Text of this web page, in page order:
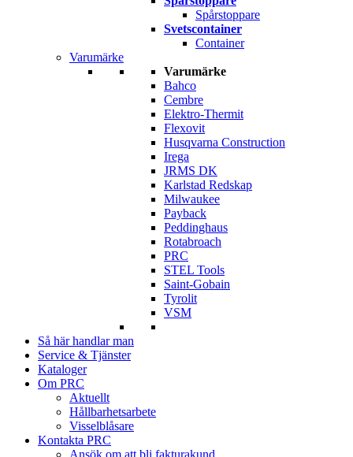
Spårstoppare
Svetscontainer
Container
Varumärke
Varumärke
Bahco
Cembre
Elektro-Thermit
Flexovit
Husqvarna Construction
Irega
JRMS DK
Karlstad Redskap
Milwaukee
Payback
Peddinghaus
Rotabroach
PRC
STEL Tools
Saint-Gobain
Tyrolit
VSM
Så här handlar man
Service & Tjänster
Kataloger
Om PRC
Aktuellt
Hållbarhetsarbete
Visselblåsare
Kontakta PRC
Ansök om att bli fakturakund